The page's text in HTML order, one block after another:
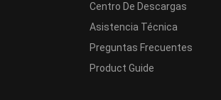
Centro De Descargas
Asistencia Técnica
Preguntas Frecuentes
Product Guide